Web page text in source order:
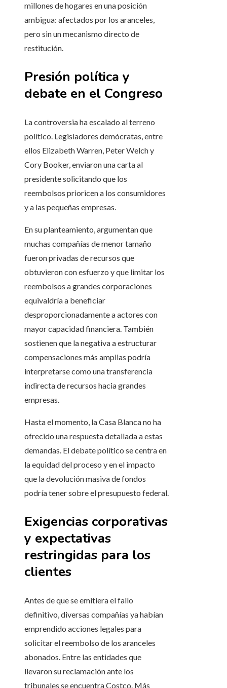
millones de hogares en una posición
ambigua: afectados por los aranceles,
pero sin un mecanismo directo de
restitución.
Presión política y
debate en el Congreso
La controversia ha escalado al terreno
político. Legisladores demócratas, entre
ellos Elizabeth Warren, Peter Welch y
Cory Booker, enviaron una carta al
presidente solicitando que los
reembolsos prioricen a los consumidores
y a las pequeñas empresas.
En su planteamiento, argumentan que
muchas compañías de menor tamaño
fueron privadas de recursos que
obtuvieron con esfuerzo y que limitar los
reembolsos a grandes corporaciones
equivaldría a beneficiar
desproporcionadamente a actores con
mayor capacidad financiera. También
sostienen que la negativa a estructurar
compensaciones más amplias podría
interpretarse como una transferencia
indirecta de recursos hacia grandes
empresas.
Hasta el momento, la Casa Blanca no ha
ofrecido una respuesta detallada a estas
demandas. El debate político se centra en
la equidad del proceso y en el impacto
que la devolución masiva de fondos
podría tener sobre el presupuesto federal.
Exigencias corporativas
y expectativas
restringidas para los
clientes
Antes de que se emitiera el fallo
definitivo, diversas compañías ya habían
emprendido acciones legales para
solicitar el reembolso de los aranceles
abonados. Entre las entidades que
llevaron su reclamación ante los
tribunales se encuentra Costco. Más